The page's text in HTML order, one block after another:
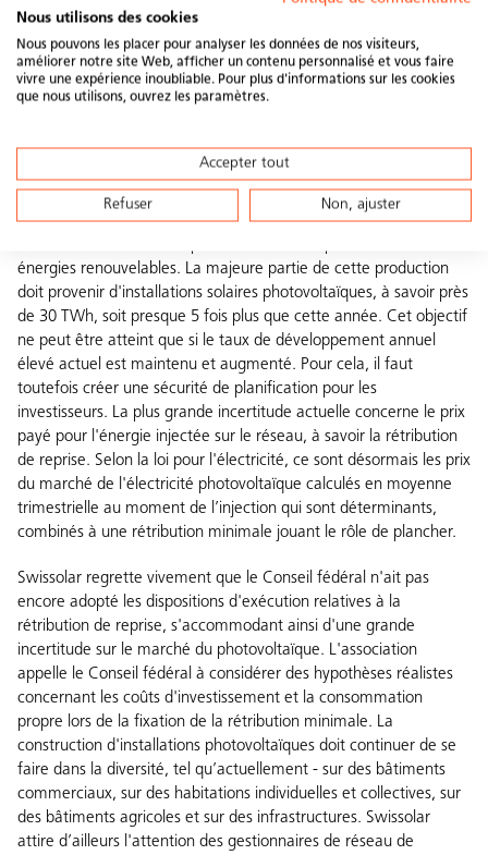
contraignante dans la perspective d'un approvisionnement
complet de la Suisse en énergies renouvelables.
L'absence de réglementation sur les rétribution de reprise
et les communautés électriques locales inquiète la branche
Selon la loi pour l'électricité, 35 térawattheures (TWh)
énergies renouvelables. La majeure partie de cette production
doit provenir d'installations solaires photovoltaïques, à savoir près
de 30 TWh, soit presque 5 fois plus que cette année. Cet objectif
ne peut être atteint que si le taux de développement annuel
élevé actuel est maintenu et augmenté. Pour cela, il faut
toutefois créer une sécurité de planification pour les
investisseurs. La plus grande incertitude actuelle concerne le prix
payé pour l'énergie injectée sur le réseau, à savoir la rétribution
de reprise. Selon la loi pour l'électricité, ce sont désormais les prix
du marché de l'électricité photovoltaïque calculés en moyenne
trimestrielle au moment de l’injection qui sont déterminants,
combinés à une rétribution minimale jouant le rôle de plancher.
Swissolar regrette vivement que le Conseil fédéral n'ait pas
encore adopté les dispositions d'exécution relatives à la
rétribution de reprise, s'accommodant ainsi d'une grande
incertitude sur le marché du photovoltaïque. L'association
appelle le Conseil fédéral à considérer des hypothèses réalistes
concernant les coûts d'investissement et la consommation
propre lors de la fixation de la rétribution minimale. La
construction d'installations photovoltaïques doit continuer de se
faire dans la diversité, tel qu’actuellement - sur des bâtiments
commerciaux, sur des habitations individuelles et collectives, sur
des bâtiments agricoles et sur des infrastructures. Swissolar
attire d’ailleurs l'attention des gestionnaires de réseau de
Nous utilisons des cookies
Nous pouvons les placer pour analyser les données de nos visiteurs,
améliorer notre site Web, afficher un contenu personnalisé et vous faire
vivre une expérience inoubliable. Pour plus d'informations sur les cookies
que nous utilisons, ouvrez les paramètres.
Accepter tout
Refuser Non, ajuster